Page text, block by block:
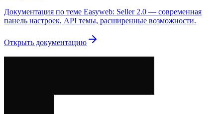
Документация по теме Easyweb: Seller 2.0 — современная
панель настроек, API темы, расширенные возможности.
Открыть документацию